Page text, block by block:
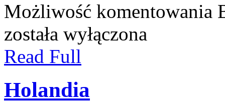
Możliwość komentowania
została wyłączona
Read Full
Holandia